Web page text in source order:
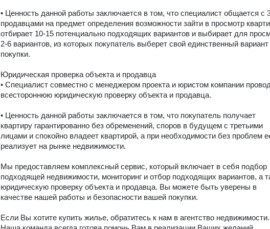
• Ценность данной работы заключается в том, что специалист общается с
продавцами на предмет определения возможности зайти в просмотр
отбирает 10-15 потенциально подходящих вариантов и выбирает для
2-6 вариантов, из которых покупатель выберет свой единственный вариант
покупки.
Юридическая проверка объекта и продавца
• Специалист совместно с менеджером проекта и юристом компании
всестороннюю юридическую проверку объекта и продавца.
• Ценность данной работы заключается в том, что покупатель получает
квартиру гарантированно без обременений, споров в будущем с третьими
лицами и спокойно владеет квартирой, а при необходимости без проблем
реализует на рынке недвижимости.
Мы предоставляем комплексный сервис, который включает в себя подбор
подходящей недвижимости, мониторинг и отбор подходящих вариантов, а
юридическую проверку объекта и продавца. Вы можете быть уверены в
качестве нашей работы и безопасности вашей покупки.
Если Вы хотите купить жилье, обратитесь к нам в агентство недвижимости.